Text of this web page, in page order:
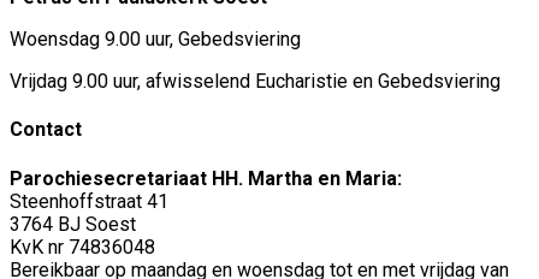
Woensdag 9.00 uur, Gebedsviering
Vrijdag 9.00 uur, afwisselend Eucharistie en Gebedsviering
Contact
Parochiesecretariaat HH. Martha en Maria:
Steenhoffstraat 41
3764 BJ Soest
KvK nr 74836048
Bereikbaar op maandag en woensdag tot en met vrijdag van